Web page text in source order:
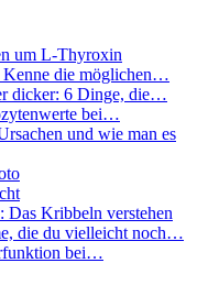
um L-Thyroxin
Kenne die möglichen…
dicker: 6 Dinge, die…
bei…
und wie man es
Kribbeln verstehen
die du vielleicht noch…
bei…